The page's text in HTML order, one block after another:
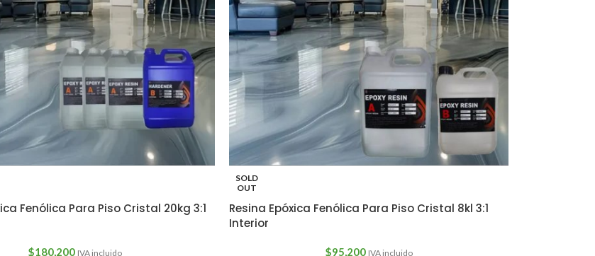
Fenólica Para Piso Cristal 20kg 3:1
$180,200 IVA incluido
SOLD
OUT
Resina Epóxica Fenólica Para Piso Cristal 8kl 3:1
Interior
$95,200 IVA incluido